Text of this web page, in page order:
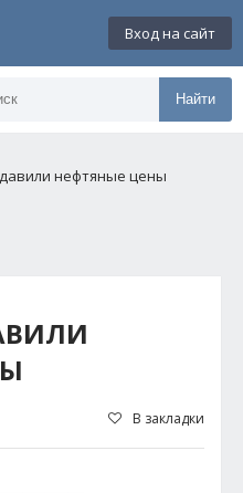
Вход на сайт
Найти
нефтяные цены
В закладки